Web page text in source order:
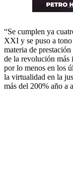
“Se cumplen ya
XXI y se puso a
materia de
de la revolución más
por lo menos en los
la virtualidad en la
más del 200% año a